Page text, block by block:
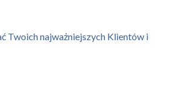
Twoich najważniejszych Klientów i